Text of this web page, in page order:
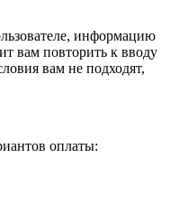
информацию
вам повторить к вводу
вам не подходят,
оплаты: